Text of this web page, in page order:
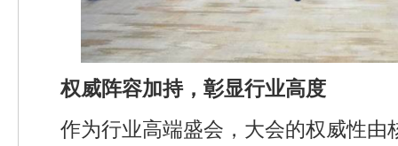
权威阵容加持，彰显行业高度
作为行业高端盛会，大会的权威性由